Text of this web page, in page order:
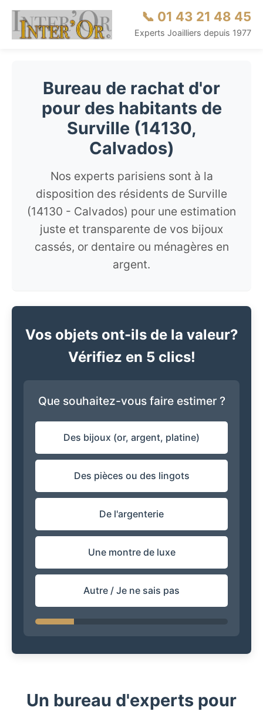
📞 01 43 21 48 45
Experts Joailliers depuis 1977
Bureau de rachat d'or
pour des habitants de
Surville (14130,
Calvados)
Nos experts parisiens sont à la
disposition des résidents de Surville
(14130 - Calvados) pour une estimation
juste et transparente de vos bijoux
cassés, or dentaire ou ménagères en
argent.
Vos objets ont-ils de la valeur?
Vérifiez en 5 clics!
Que souhaitez-vous faire estimer ?
Des bijoux (or, argent, platine)
Des pièces ou des lingots
De l'argenterie
Une montre de luxe
Autre / Je ne sais pas
Un bureau d'experts pour